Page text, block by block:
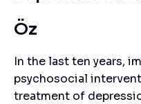
Öz
In the last ten years,
psychosocial
treatment of